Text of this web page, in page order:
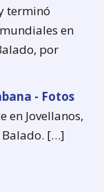
terminó
en
por
- Fotos
en Jovellanos,
Balado. […]